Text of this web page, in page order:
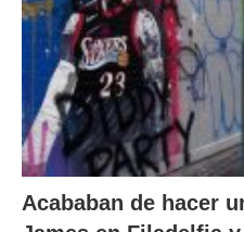
Acababan de hacer